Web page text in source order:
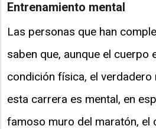
Entrenamiento mental
Las personas que han
saben que, aunque el cuerpo
condición física, el
esta carrera es mental, en
famoso muro del maratón, el